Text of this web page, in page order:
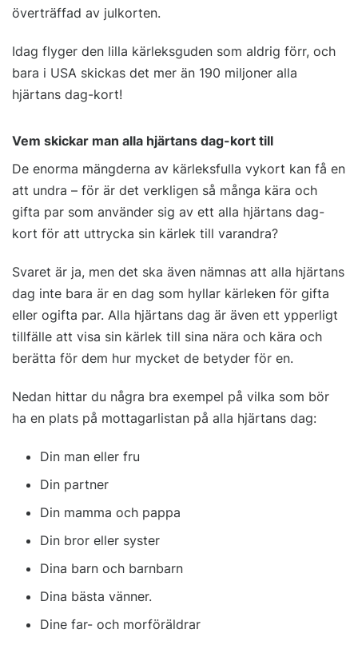
överträffad av julkorten.
Idag flyger den lilla kärleksguden som aldrig förr, och
bara i USA skickas det mer än 190 miljoner alla
hjärtans dag-kort!
Vem skickar man alla hjärtans dag-kort till
De enorma mängderna av kärleksfulla vykort kan få en
att undra – för är det verkligen så många kära och
gifta par som använder sig av ett alla hjärtans dag-
kort för att uttrycka sin kärlek till varandra?
Svaret är ja, men det ska även nämnas att alla hjärtans
dag inte bara är en dag som hyllar kärleken för gifta
eller ogifta par. Alla hjärtans dag är även ett ypperligt
tillfälle att visa sin kärlek till sina nära och kära och
berätta för dem hur mycket de betyder för en.
Nedan hittar du några bra exempel på vilka som bör
ha en plats på mottagarlistan på alla hjärtans dag:
Din man eller fru
Din partner
Din mamma och pappa
Din bror eller syster
Dina barn och barnbarn
Dina bästa vänner.
Dine far- och morföräldrar